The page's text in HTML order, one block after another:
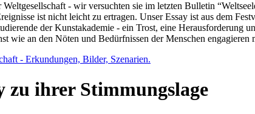
- wir versuchten sie im letzten Bulletin
ist nicht leicht zu ertragen. Unser Essay ist aus dem
der Kunstakademie - ein Trost, eine Herausforderung
wie an den Nöten und Bedürfnissen der Menschen engagieren
- Erkundungen, Bilder, Szenarien.
zu ihrer Stimmungslage